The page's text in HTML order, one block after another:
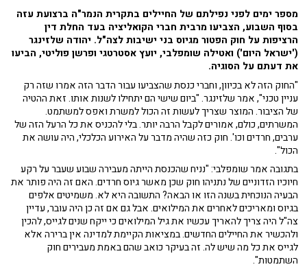
מספר ימים לפני נפילתם של החיילים בתקרית הנמר"ה ברצועת עזה
בסוף השבוע, הצביעו מרבית חברי הקואליציה בעד החלת דין
הרציפות על חוק הפטור מגיוס בני ישיבות לצה"ל. יהודה שלזינגר
('ישראל היום') ואטילה שומפלבי, יועץ אסטרטגי ופרשן פוליטי, הביעו
את דעתם על הסוגיה.
"החוק הזה לא בכיוון, וחברי כנסת שהצביעו עבור הדבר הזה אמרו שזה רק
עניין טכני", אמר שלזינגר. "ביום שישי הם יתחילו לשנות אותו. זאת ההטיה
של הציבור. המוצר שצריך לעשות זה הכול למשרת ואפס למשתמט.
המשרתים, כולם, אמורים לקבל הרבה יותר. בלי להכניס את כל הרעל הזה של
ערבים, חרדים וכו'. חוק כזה שהיה מדבר על האירוע הכלכלי, היה עושה את
הכול".
בתגובה אמר שומפלבי: "נניח שהכנסת הייתה מעבירה שבוע שעבר על רקע
חיוכיו הזדוניים של נתניהו חוק שכן מאשר גיוס חרדים. האם זה היה פותר את
הבעיה הנוכחית בשנה הזו או הבאה? התשובה היא לא. משמיטים אלפים
בגיוס ומאריכים לאחרים את המילואים. אבל גם אם זה כן היה עובר, עדיין
צה"ל היה צריך להאריך עכשיו את גיל המילואים כי ייקח שנים לגייס, להכין
ולהכשיר את החיילים החדשים. במציאות הקיימת למדינה אין ברירה אלא
לגייס את כל מה שיש לה. זה בעיקר כואב שהם באמת מעבירים חוק
השתמטות".